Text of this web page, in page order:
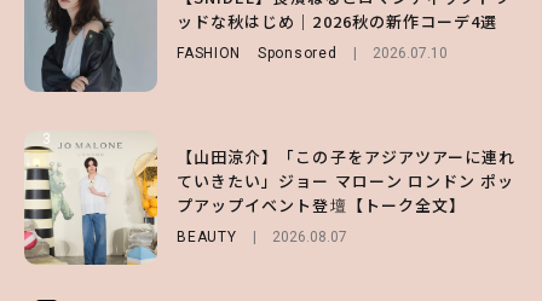
ッドな秋はじめ｜2026秋の新作コーデ4選
FASHION Sponsored 2026.07.10
3
【山田涼介】「この子をアジアツアーに連れ
ていきたい」ジョー マローン ロンドン ポッ
プアップイベント登壇【トーク全文】
BEAUTY 2026.08.07
キープの秘訣や夏の過ごし方など独占インタ
ビュー！
ENTERTAINMENT 2026.07.31
3
【ハローキティ】がスシローと初コラボ♡
第1弾の気になるメニュー＆限定グッズを総
チェック！
LIFESTYLE 2026.07.31
ノ国屋コラボの“優秀保冷バッグ”は夏の強
い味方！【オトナミューズ9月号増刊】
3
【谷まりあ】夏は“シアースカート”でさり
げなく肌見せ！透け感のニュアンスを楽しめ
るマストハブアイテム4選
FASHION 2026.07.19